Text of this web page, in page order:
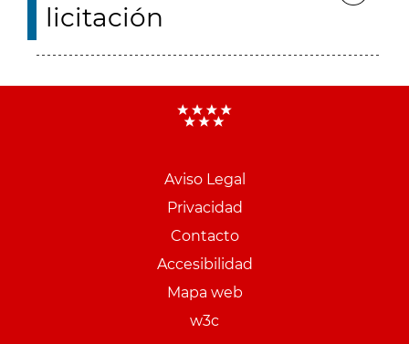
licitación
Aviso Legal
Privacidad
Contacto
Accesibilidad
Mapa web
w3c